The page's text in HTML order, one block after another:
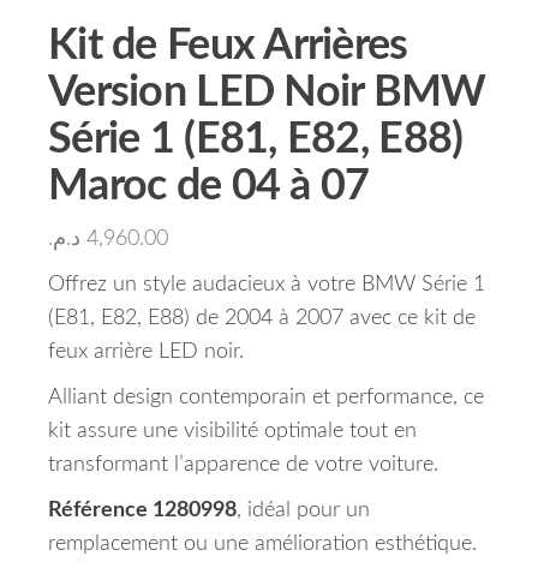
Kit de Feux Arrières
Version LED Noir BMW
Série 1 (E81, E82, E88)
Maroc de 04 à 07
4,960.00 د.م.
Offrez un style audacieux à votre BMW Série 1
(E81, E82, E88) de 2004 à 2007 avec ce kit de
feux arrière LED noir.
Alliant design contemporain et performance, ce
kit assure une visibilité optimale tout en
transformant l’apparence de votre voiture.
Référence 1280998, idéal pour un
remplacement ou une amélioration esthétique.